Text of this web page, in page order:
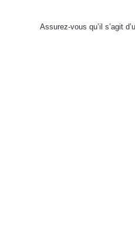
Assurez-vous qu’il s’agit